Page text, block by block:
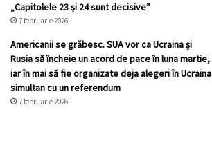
„Capitolele 23 și 24 sunt decisive”
7 februarie 2026
Americanii se grăbesc. SUA vor ca Ucraina şi
Rusia să încheie un acord de pace în luna martie,
iar în mai să fie organizate deja alegeri în Ucraina
simultan cu un referendum
7 februarie 2026